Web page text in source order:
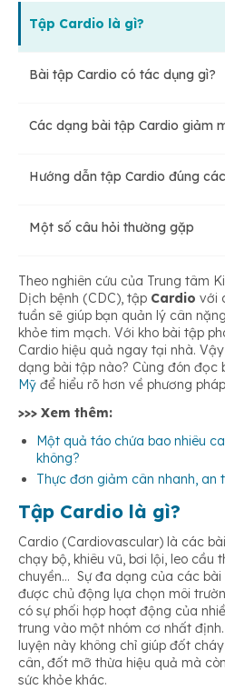
Tập Cardio là gì?
Bài tập Cardio có tác dụng gì?
Giúp cải thiện sức khỏe tim
Cải thiện hệ miễn dịch
Giúp giảm căng thẳng
Giúp giảm viêm khớp
Giúp hạn chế các triệu chứng
Các dạng bài tập Cardio giảm
Hướng dẫn tập Cardio đúng
Một số câu hỏi thường gặp
Theo nghiên cứu của Trung tâm
Dịch bệnh (CDC), tập Cardio với
tuần sẽ giúp bạn quản lý cân
khỏe tim mạch. Với kho bài tập
Cardio hiệu quả ngay tại nhà.
dạng bài tập nào? Cùng đón đọc
Mỹ để hiểu rõ hơn về phương
>>> Xem thêm:
Một quả táo chứa bao nhiêu
không?
Thực đơn giảm cân nhanh, an
Tập Cardio là gì?
Cardio (Cardiovascular) là các
chạy bộ, khiêu vũ, bơi lội, leo cầu
chuyền… Sự đa dạng của các
được chủ động lựa chọn môi
có sự phối hợp hoạt động của
trung vào một nhóm cơ nhất
luyện này không chỉ giúp đốt
cân, đốt mỡ thừa hiệu quả mà
sức khỏe khác.